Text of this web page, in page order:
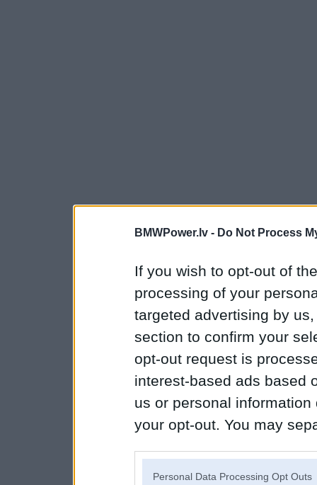
BMWPower.lv - Do Not Process
If you wish to opt-out of
processing of your
targeted advertising by
section to confirm your
opt-out request is
interest-based ads based
us or personal
your opt-out. You may
Personal Data Processing Opt Outs